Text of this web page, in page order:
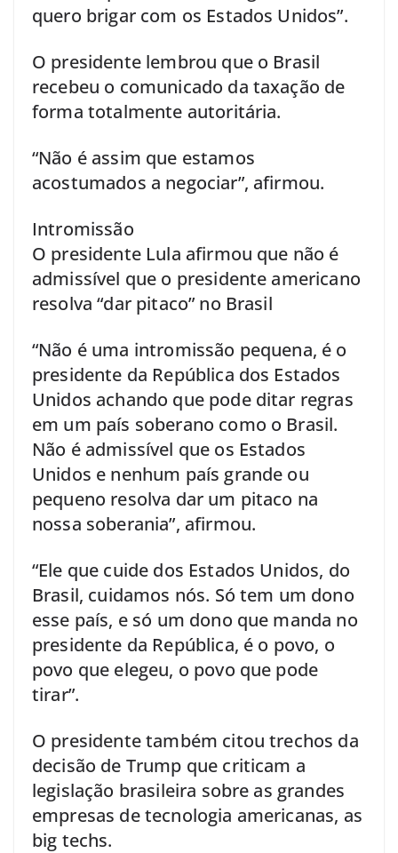
quero brigar com os Estados Unidos”.
O presidente lembrou que o Brasil
recebeu o comunicado da taxação de
forma totalmente autoritária.
“Não é assim que estamos
acostumados a negociar”, afirmou.
Intromissão
O presidente Lula afirmou que não é
admissível que o presidente americano
resolva “dar pitaco” no Brasil
“Não é uma intromissão pequena, é o
presidente da República dos Estados
Unidos achando que pode ditar regras
em um país soberano como o Brasil.
Não é admissível que os Estados
Unidos e nenhum país grande ou
pequeno resolva dar um pitaco na
nossa soberania”, afirmou.
“Ele que cuide dos Estados Unidos, do
Brasil, cuidamos nós. Só tem um dono
esse país, e só um dono que manda no
presidente da República, é o povo, o
povo que elegeu, o povo que pode
tirar”.
O presidente também citou trechos da
decisão de Trump que criticam a
legislação brasileira sobre as grandes
empresas de tecnologia americanas, as
big techs.